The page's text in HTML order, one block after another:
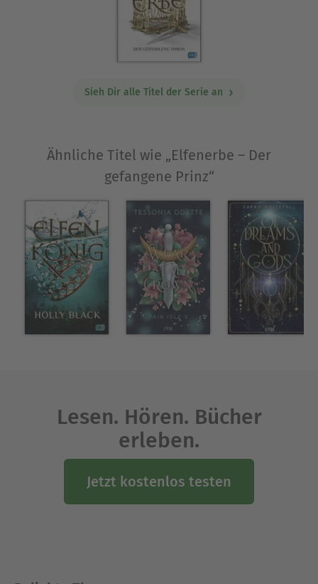
Sieh Dir alle Titel der Serie an
Ähnliche Titel wie „Elfenerbe – Der
gefangene Prinz“
Lesen. Hören. Bücher
erleben.
Jetzt kostenlos testen